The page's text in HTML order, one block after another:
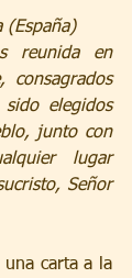
(España)
reunida en
consagrados
elegidos
junto con
lugar
Señor
una carta a la